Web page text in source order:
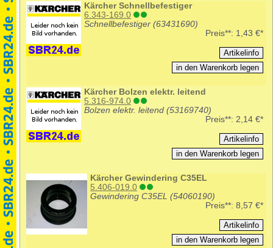
Kärcher Schnellbefestiger
6.343-169.0
Schnellbefestiger (63431690)
Preis**: 1,43 €*
Kärcher Bolzen elektr. leitend
5.316-974.0
Bolzen elektr. leitend (53169740)
Preis**: 2,14 €*
Kärcher Gewindering C35EL
5.406-019.0
Gewindering C35EL (54060190)
Preis**: 8,57 €*